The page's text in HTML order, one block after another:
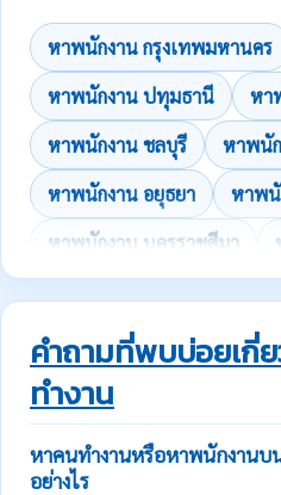
หาพนักงาน กรุงเทพมหานคร
หาพนักงาน ปทุมธานี
หา
หาพนักงาน ชลบุรี
หาพนั
หาพนักงาน อยุธยา
หาพนั
หาพนักงาน นครราชสีมา
คำถามที่พบบ่อยเกี่
ทำงาน
หาคนทำงานหรือหาพนักงานบ
อย่างไร